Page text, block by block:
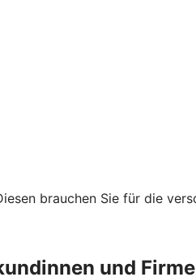
brauchen Sie für die
und